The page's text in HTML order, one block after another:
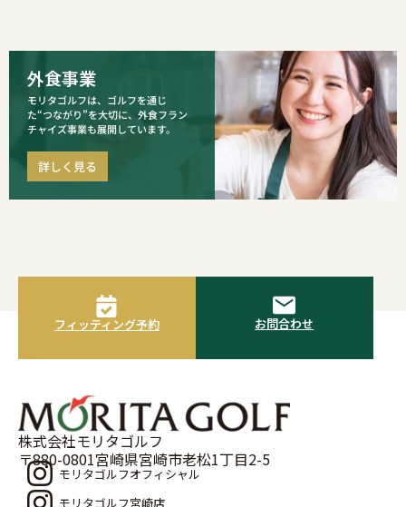
外食事業
モリタゴルフは、ゴルフを通じ
た“つながり”を大切に、外食フラン
チャイズ事業も展開しています。
詳しく見る
フィッティング予約 お問合わせ
株式会社モリタゴルフ
〒880-0801宮崎県宮崎市老松1丁目2-5
モリタゴルフオフィシャル
モリタゴルフ宮崎店